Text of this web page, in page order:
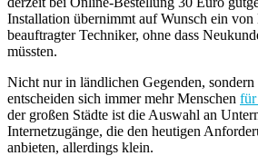
Installation übernimmt auf Wunsch ein
beauftragter Techniker, ohne dass
müssten.
Nicht nur in ländlichen Gegenden,
entscheiden sich immer mehr Menschen für
der großen Städte ist die Auswahl an
Internetzugänge, die den heutigen
anbieten, allerdings klein.